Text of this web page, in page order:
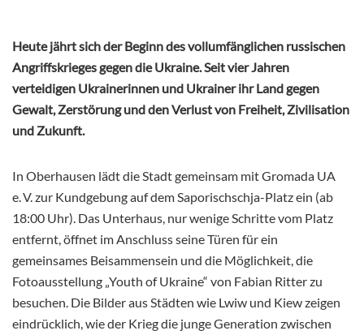
Heute jährt sich der Beginn des vollumfänglichen russischen
Angriffskrieges gegen die Ukraine. Seit vier Jahren
verteidigen Ukrainerinnen und Ukrainer ihr Land gegen
Gewalt, Zerstörung und den Verlust von Freiheit, Zivilisation
und Zukunft.
In Oberhausen lädt die Stadt gemeinsam mit Gromada UA
e. V. zur Kundgebung auf dem Saporischschja-Platz ein (ab
18:00 Uhr). Das Unterhaus, nur wenige Schritte vom Platz
entfernt, öffnet im Anschluss seine Türen für ein
gemeinsames Beisammensein und die Möglichkeit, die
Fotoausstellung „Youth of Ukraine“ von Fabian Ritter zu
besuchen. Die Bilder aus Städten wie Lwiw und Kiew zeigen
eindrücklich, wie der Krieg die junge Generation zwischen